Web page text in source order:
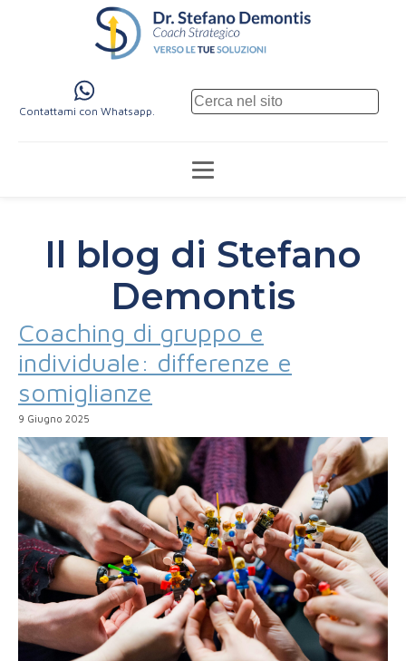
Contattami con Whatsapp.
Il blog di Stefano
Demontis
Coaching di gruppo e
individuale: differenze e
somiglianze
9 Giugno 2025